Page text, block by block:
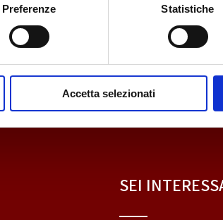
Preferenze Statistiche
Accetta selezionati
SEI